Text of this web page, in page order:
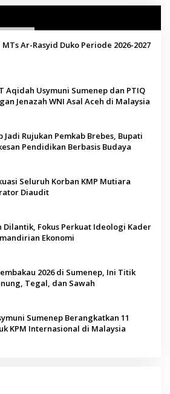
Ar-Rasyid Duko Periode 2026-2027
Aqidah Usymuni Sumenep dan PTIQ
Jenazah WNI Asal Aceh di Malaysia
Jadi Rujukan Pemkab Brebes, Bupati
Pendidikan Berbasis Budaya
Seluruh Korban KMP Mutiara
Diaudit
Dilantik, Fokus Perkuat Ideologi Kader
Ekonomi
2026 di Sumenep, Ini Titik
Tegal, dan Sawah
Sumenep Berangkatkan 11
KPM Internasional di Malaysia